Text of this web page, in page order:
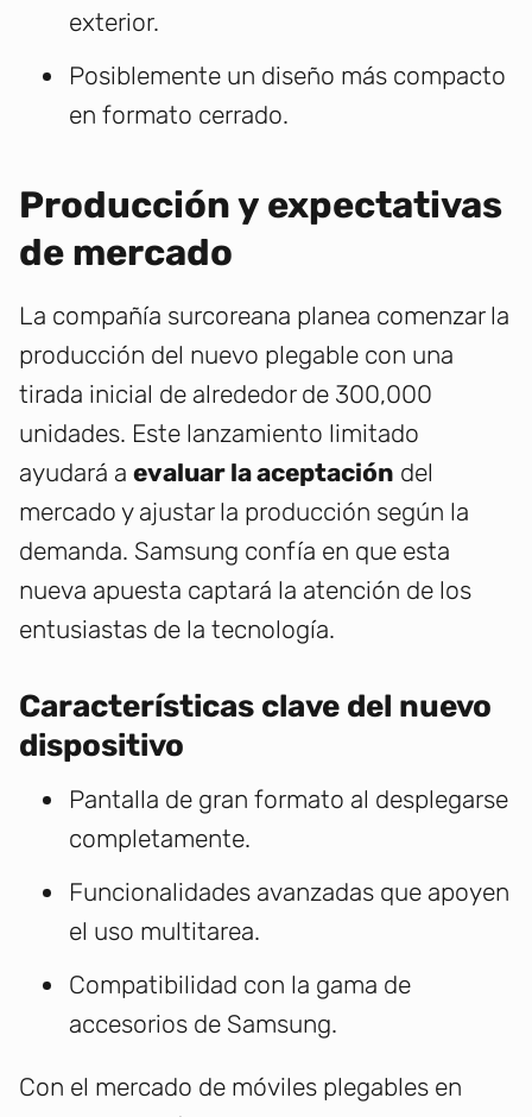
exterior.
Posiblemente un diseño más compacto
en formato cerrado.
Producción y expectativas
de mercado
La compañía surcoreana planea comenzar la
producción del nuevo plegable con una
tirada inicial de alrededor de 300,000
unidades. Este lanzamiento limitado
ayudará a evaluar la aceptación del
mercado y ajustar la producción según la
demanda. Samsung confía en que esta
nueva apuesta captará la atención de los
entusiastas de la tecnología.
Características clave del nuevo
dispositivo
Pantalla de gran formato al desplegarse
completamente.
Funcionalidades avanzadas que apoyen
el uso multitarea.
Compatibilidad con la gama de
accesorios de Samsung.
Con el mercado de móviles plegables en